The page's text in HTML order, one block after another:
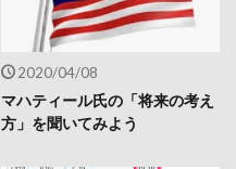
2020/04/08
マハティール氏の「将来の考え
方」を聞いてみよう